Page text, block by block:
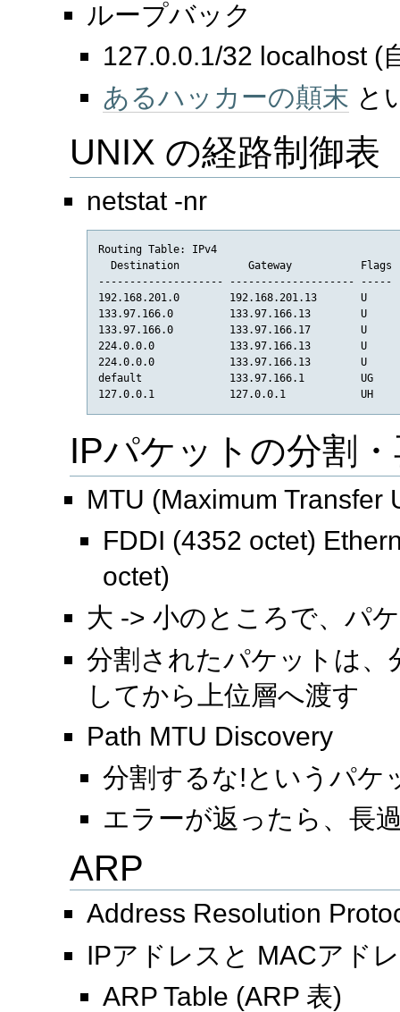
ループバック
127.0.0.1/32 localhost (
あるハッカーの顛末 と
UNIX の経路制御表
netstat -nr
Routing Table: IPv4
Destination           Gateway           Flags
-------------------- -------------------- -----
192.168.201.0        192.168.201.13       U
133.97.166.0         133.97.166.13        U
133.97.166.0         133.97.166.17        U
224.0.0.0            133.97.166.13        U
224.0.0.0            133.97.166.13        U
default              133.97.166.1         UG
IPパケットの分割
MTU (Maximum Transfer
FDDI (4352 octet)
octet)
大 -> 小のところで、パ
分割されたパケットは、
してから上位層へ渡す
Path MTU Discovery
分割するな!というパケ
エラーが返ったら、長
ARP
Address Resolution
IPアドレスと MACアド
ARP Table (ARP 表)